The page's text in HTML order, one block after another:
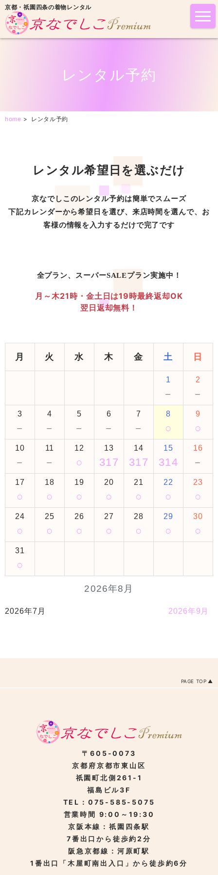
京都・祇園四条の着物レンタル
レンタル予約
home > レンタル予約
レンタル希望日を選ぶだけ
京なでしこのレンタル予約は簡単でスムーズ
下記カレンダーから希望日を選び、来店時間を選んで、お
客様の情報を入力するだけで完了です
全プラン、スーパーSALEプラン実施中！
月～木21時・金土日は19時最終返却OK
翌日返却無料！
2026年8月
月 火 水 木 金 土 日
1
－
2
－
3
－
4
－
5
－
6
－
7
－
8
○
9
○
10
－
11
－
12
○
13
317
14
317
15
314
16
－
17
○
18
○
19
○
20
○
21
○
22
○
23
○
24
○
25
○
26
○
27
○
28
○
29
○
30
○
31
○
2026年7月 2026年9月
PAGE TOP
〒605-0073
京都府京都市東山区
祇園町北側261-1
福島ビル3F
TEL：075-585-5075
営業時間 9:00～19:30
京阪本線：祇園四条駅
7番出口から徒歩約2分
阪急京都線：河原町駅
1番出口「木屋町南出入口」から徒歩約6分